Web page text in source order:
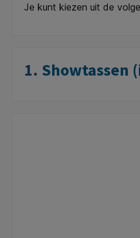
Je kunt kiezen uit de
1. Showtassen